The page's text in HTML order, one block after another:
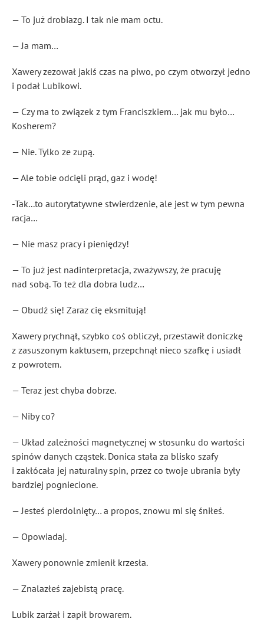
— To już drobiazg. I tak nie mam octu.
— Ja mam…
Xawery zezował jakiś czas na piwo, po czym otworzył jedno
i podał Lubikowi.
— Czy ma to związek z tym Franciszkiem… jak mu było…
Kosherem?
— Nie. Tylko ze zupą.
— Ale tobie odcięli prąd, gaz i wodę!
-Tak...to autorytatywne stwierdzenie, ale jest w tym pewna
racja…
— Nie masz pracy i pieniędzy!
— To już jest nadinterpretacja, zważywszy, że pracuję
nad sobą. To też dla dobra ludz…
— Obudź się! Zaraz cię eksmitują!
Xawery prychnął, szybko coś obliczył, przestawił doniczkę
z zasuszonym kaktusem, przepchnął nieco szafkę i usiadł
z powrotem.
— Teraz jest chyba dobrze.
— Niby co?
— Układ zależności magnetycznej w stosunku do wartości
spinów danych cząstek. Donica stała za blisko szafy
i zakłócała jej naturalny spin, przez co twoje ubrania były
bardziej pogniecione.
— Jesteś pierdolnięty… a propos, znowu mi się śniłeś.
— Opowiadaj.
Xawery ponownie zmienił krzesła.
— Znalazłeś zajebistą pracę.
Lubik zarżał i zapił browarem.